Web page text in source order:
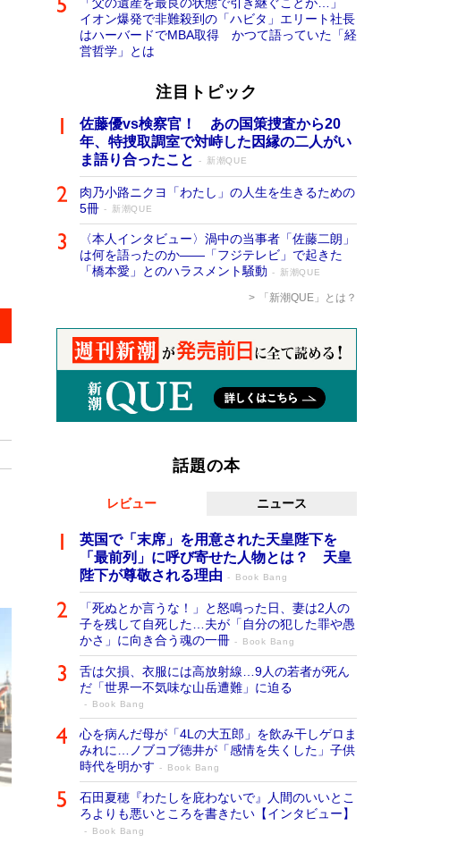
イオン爆発で非難殺到の「ハビタ」エリート社長
はハーバードでMBA取得 かつて語っていた「経
営哲学」とは
注目トピック
佐藤優vs検察官！ あの国策捜査から20
年、特捜取調室で対峙した因縁の二人がい
ま語り合ったこと
新潮QUE
肉乃小路ニクヨ「わたし」の人生を生きるための
5冊
新潮QUE
〈本人インタビュー〉渦中の当事者「佐藤二朗」
は何を語ったのか――「フジテレビ」で起きた
「橋本愛」とのハラスメント騒動
新潮QUE
「新潮QUE」とは？
話題の本
レビュー ニュース
英国で「末席」を用意された天皇陛下を
「最前列」に呼び寄せた人物とは？ 天皇
陛下が尊敬される理由
Book Bang
「死ぬとか言うな！」と怒鳴った日、妻は2人の
子を残して自死した…夫が「自分の犯した罪や愚
かさ」に向き合う魂の一冊
Book Bang
舌は欠損、衣服には高放射線…9人の若者が死ん
だ「世界一不気味な山岳遭難」に迫る
Book Bang
心を病んだ母が「4Lの大五郎」を飲み干しゲロま
みれに…ノブコブ徳井が「感情を失くした」子供
時代を明かす
Book Bang
石田夏穂『わたしを庇わないで』人間のいいとこ
ろよりも悪いところを書きたい【インタビュー】
Book Bang